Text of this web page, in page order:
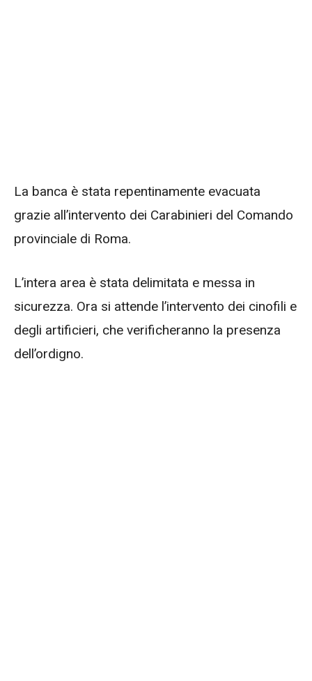
La banca è stata repentinamente evacuata
grazie all’intervento dei Carabinieri del Comando
provinciale di Roma.
L’intera area è stata delimitata e messa in
sicurezza. Ora si attende l’intervento dei cinofili e
degli artificieri, che verificheranno la presenza
dell’ordigno.